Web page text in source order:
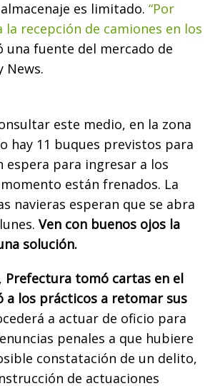
es limitado. “Por
la recepción de camiones en los
una fuente del mercado de
News.
este medio, en la zona
hay 11 buques previstos para
espera para ingresar a los
están frenados. La
navieras esperan que se abra
Ven con buenos ojos la
solución.
Prefectura tomó cartas en el
a los prácticos a retomar sus
a actuar de oficio para
penales a que hubiere
constatación de un delito,
de actuaciones